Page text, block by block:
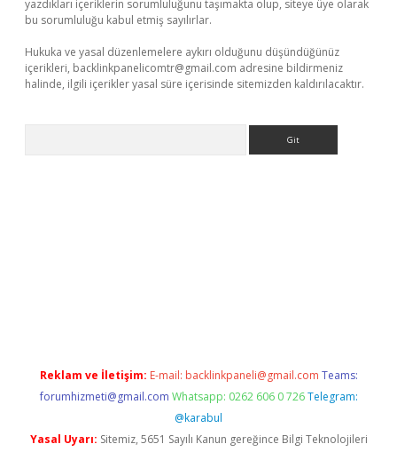
yazdıkları içeriklerin sorumluluğunu taşımakta olup, siteye üye olarak
bu sorumluluğu kabul etmiş sayılırlar.
Hukuka ve yasal düzenlemelere aykırı olduğunu düşündüğünüz
içerikleri, backlinkpanelicomtr@gmail.com adresine bildirmeniz
halinde, ilgili içerikler yasal süre içerisinde sitemizden kaldırılacaktır.
Reklam ve İletişim: E-mail: backlinkpaneli@gmail.com Teams:
forumhizmeti@gmail.com Whatsapp: 0262 606 0 726 Telegram:
@karabul
Yasal Uyarı: Sitemiz, 5651 Sayılı Kanun gereğince Bilgi Teknolojileri